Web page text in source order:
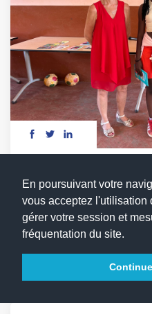
En poursuivant votre
vous acceptez l'utilisation
gérer votre session et
fréquentation du site.
DÉFI LECTURE : LES
Vendredi 17 avril, les
avec enthousiasme le